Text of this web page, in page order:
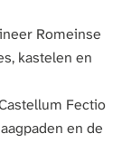
Romeinse
kastelen en
Fectio
en de